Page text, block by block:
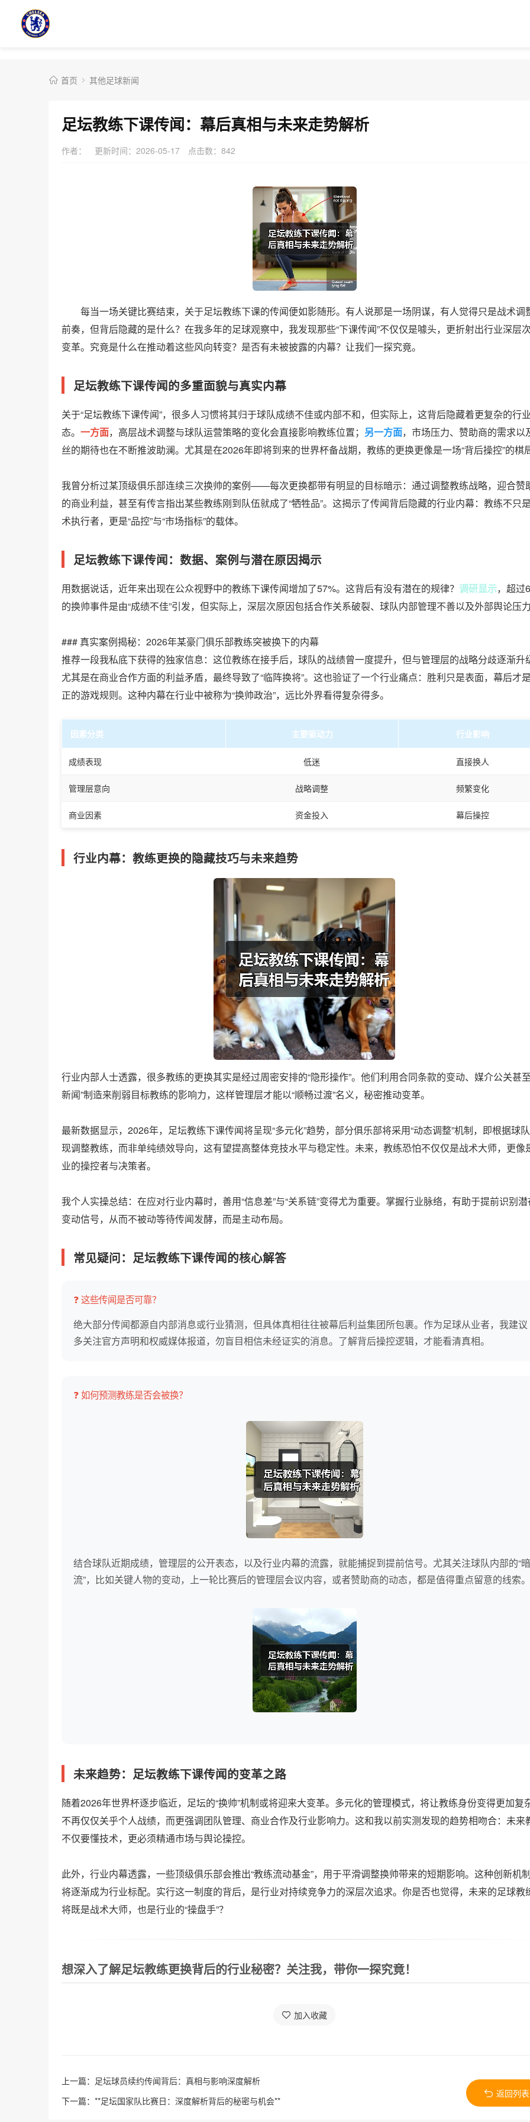
首页 其他足球新闻
足坛教练下课传闻：幕后真相与未来走势解析
作者： 更新时间：2026-05-17 点击数： 842
每当一场关键比赛结束，关于足坛教练下课的传闻便如影随形。有人说那是一场阴谋，有人觉得只是战术调
前奏，但背后隐藏的是什么？在我多年的足球观察中，我发现那些“下课传闻”不仅仅是噱头，更折射出行业深层
变革。究竟是什么在推动着这些风向转变？是否有未被披露的内幕？让我们一探究竟。
足坛教练下课传闻的多重面貌与真实内幕
关于“足坛教练下课传闻”，很多人习惯将其归于球队成绩不佳或内部不和，但实际上，这背后隐藏着更复杂的行
态。 一方面，高层战术调整与球队运营策略的变化会直接影响教练位置； 另一方面，市场压力、赞助商的需求以
丝的期待也在不断推波助澜。尤其是在2026年即将到来的世界杯备战期，教练的更换更像是一场“背后操控”的棋
我曾分析过某顶级俱乐部连续三次换帅的案例——每次更换都带有明显的目标暗示：通过调整教练战略，迎合赞
的商业利益，甚至有传言指出某些教练刚到队伍就成了“牺牲品”。这揭示了传闻背后隐藏的行业内幕：教练不只
术执行者，更是“品控”与“市场指标”的载体。
足坛教练下课传闻：数据、案例与潜在原因揭示
用数据说话，近年来出现在公众视野中的教练下课传闻增加了57%。这背后有没有潜在的规律？ 调研显示，超过
的换帅事件是由“成绩不佳”引发，但实际上，深层次原因包括合作关系破裂、球队内部管理不善以及外部舆论压
### 真实案例揭秘：2026年某豪门俱乐部教练突被换下的内幕
推荐一段我私底下获得的独家信息：这位教练在接手后，球队的战绩曾一度提升，但与管理层的战略分歧逐渐升
尤其是在商业合作方面的利益矛盾，最终导致了“临阵换将”。这也验证了一个行业痛点：胜利只是表面，幕后才
正的游戏规则。这种内幕在行业中被称为“换帅政治”，远比外界看得复杂得多。
因素分类 主要驱动力 行业影响
成绩表现 低迷 直接换人
管理层意向 战略调整 频繁变化
商业因素 资金投入 幕后操控
行业内幕：教练更换的隐藏技巧与未来趋势
行业内部人士透露，很多教练的更换其实是经过周密安排的“隐形操作”。他们利用合同条款的变动、媒介公关甚
新闻”制造来削弱目标教练的影响力，这样管理层才能以“顺畅过渡”名义，秘密推动变革。
最新数据显示，2026年，足坛教练下课传闻将呈现“多元化”趋势，部分俱乐部将采用“动态调整”机制，即根据球
现调整教练，而非单纯绩效导向，这有望提高整体竞技水平与稳定性。未来，教练恐怕不仅仅是战术大师，更像
业的操控者与决策者。
我个人实操总结：在应对行业内幕时，善用“信息差”与“关系链”变得尤为重要。掌握行业脉络，有助于提前识别
变动信号，从而不被动等待传闻发酵，而是主动布局。
常见疑问：足坛教练下课传闻的核心解答
❓ 这些传闻是否可靠？
绝大部分传闻都源自内部消息或行业猜测，但具体真相往往被幕后利益集团所包裹。作为足球从业者，我建议
多关注官方声明和权威媒体报道，勿盲目相信未经证实的消息。了解背后操控逻辑，才能看清真相。
❓ 如何预测教练是否会被换？
结合球队近期成绩，管理层的公开表态，以及行业内幕的流露，就能捕捉到提前信号。尤其关注球队内部的“暗
流”，比如关键人物的变动，上一轮比赛后的管理层会议内容，或者赞助商的动态，都是值得重点留意的线索。
未来趋势：足坛教练下课传闻的变革之路
随着2026年世界杯逐步临近，足坛的“换帅”机制或将迎来大变革。多元化的管理模式，将让教练身份变得更加复
不再仅仅关乎个人战绩，而更强调团队管理、商业合作及行业影响力。这和我以前实测发现的趋势相吻合：未来
不仅要懂技术，更必须精通市场与舆论操控。
此外，行业内幕透露，一些顶级俱乐部会推出“教练流动基金”，用于平滑调整换帅带来的短期影响。这种创新机
将逐渐成为行业标配。实行这一制度的背后，是行业对持续竞争力的深层次追求。你是否也觉得，未来的足球教
将既是战术大师，也是行业的“操盘手”？
想深入了解足坛教练更换背后的行业秘密？关注我，带你一探究竟！
加入收藏
上一篇： 足坛球员续约传闻背后：真相与影响深度解析
下一篇： **足坛国家队比赛日：深度解析背后的秘密与机会**
返回列表